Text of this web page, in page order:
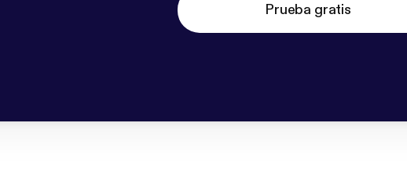
Prueba gratis